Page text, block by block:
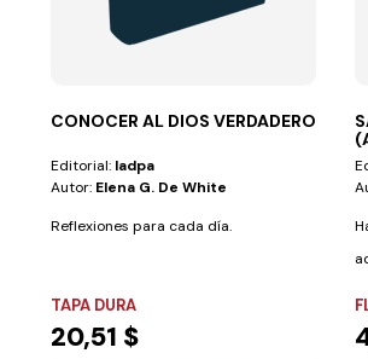
CONOCER AL DIOS VERDADERO
Editorial: Iadpa
Autor: Elena G. De White
Reflexiones para cada día.
TAPA DURA
20,51 $